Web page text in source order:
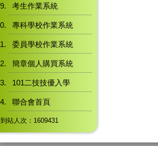
考生作業系統
專科學校作業系統
委員學校作業系統
簡章個人購買系統
101二技技優入學
聯合會首頁
到站人次：1609431